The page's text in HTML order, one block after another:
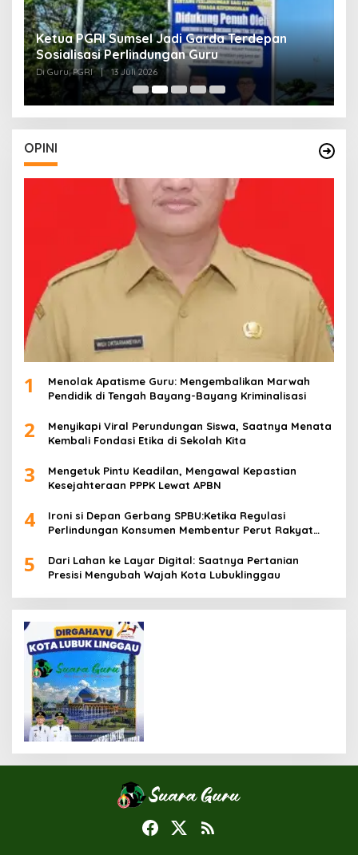
Ketua PGRI Sumsel Jadi Garda Terdepan
Sosialisasi Perlindungan Guru
Di Guru, PGRI | 13 Juli 2026
OPINI
1
Menolak Apatisme Guru: Mengembalikan Marwah
Pendidik di Tengah Bayang-Bayang Kriminalisasi
2
Menyikapi Viral Perundungan Siswa, Saatnya Menata
Kembali Fondasi Etika di Sekolah Kita
3
Mengetuk Pintu Keadilan, Mengawal Kepastian
Kesejahteraan PPPK Lewat APBN
4
Ironi si Depan Gerbang SPBU:Ketika Regulasi
Perlindungan Konsumen Membentur Perut Rakyat
5
Dari Lahan ke Layar Digital: Saatnya Pertanian
Presisi Mengubah Wajah Kota Lubuklinggau